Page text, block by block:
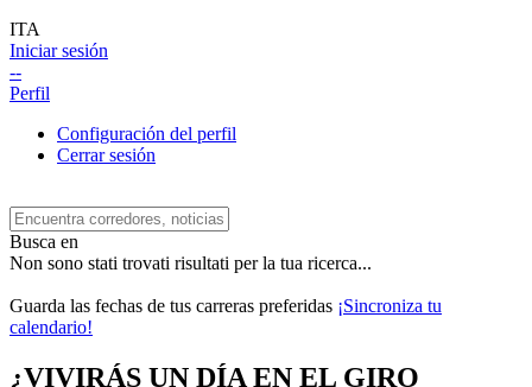
ITA
Iniciar sesión
--
Perfil
Configuración del perfil
Cerrar sesión
Busca en
Non sono stati trovati risultati per la tua ricerca...
Guarda las fechas de tus carreras preferidas ¡Sincroniza tu
calendario!
¿VIVIRÁS UN DÍA EN EL GIRO